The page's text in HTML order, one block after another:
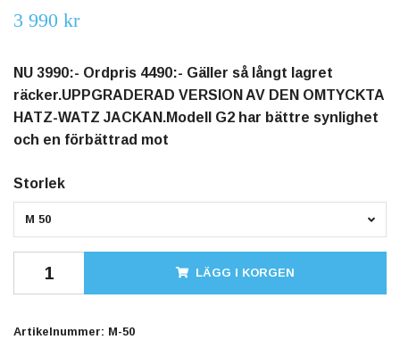
3 990 kr
NU 3990:- Ordpris 4490:- Gäller så långt lagret
räcker.UPPGRADERAD VERSION AV DEN OMTYCKTA
HATZ-WATZ JACKAN.Modell G2 har bättre synlighet
och en förbättrad mot
Storlek
M 50
LÄGG I KORGEN
Artikelnummer: M-50